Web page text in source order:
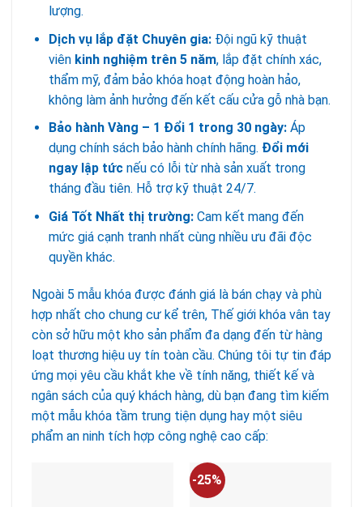
lượng.
Dịch vụ lắp đặt Chuyên gia:Đội ngũ kỹ thuật
viên kinh nghiệm trên 5 năm, lắp đặt chính xác,
thẩm mỹ, đảm bảo khóa hoạt động hoàn hảo,
không làm ảnh hưởng đến kết cấu cửa gỗ nhà bạn.
Bảo hành Vàng – 1 Đổi 1 trong 30 ngày:Áp
dụng chính sách bảo hành chính hãng. Đổi mới
ngay lập tứcnếu có lỗi từ nhà sản xuất trong
tháng đầu tiên. Hỗ trợ kỹ thuật 24/7.
Giá Tốt Nhất thị trường:Cam kết mang đến
mức giá cạnh tranh nhất cùng nhiều ưu đãi độc
quyền khác.
Ngoài 5 mẫu khóa được đánh giá là bán chạy và phù
hợp nhất cho chung cư kể trên, Thế giới khóa vân tay
còn sở hữu một kho sản phẩm đa dạng đến từ hàng
loạt thương hiệu uy tín toàn cầu. Chúng tôi tự tin đáp
ứng mọi yêu cầu khắt khe về tính năng, thiết kế và
ngân sách của quý khách hàng, dù bạn đang tìm kiếm
một mẫu khóa tầm trung tiện dụng hay một siêu
phẩm an ninh tích hợp công nghệ cao cấp:
-25%